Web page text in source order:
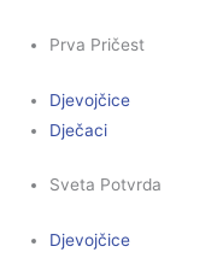
Prva Pričest
Djevojčice
Dječaci
Sveta Potvrda
Djevojčice